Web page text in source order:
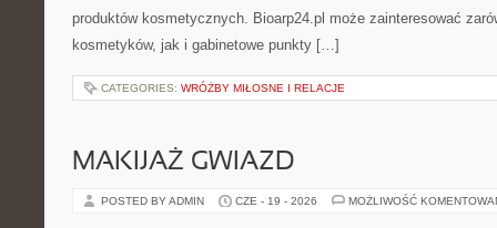
produktów kosmetycznych. Bioarp24.pl może zainteresować
kosmetyków, jak i gabinetowe punkty […]
CATEGORIES: WRÓŻBY MIŁOSNE I RELACJE
MAKIJAŻ GWIAZD
POSTED BY ADMIN CZE - 19 - 2026 MOŻLIWOŚĆ